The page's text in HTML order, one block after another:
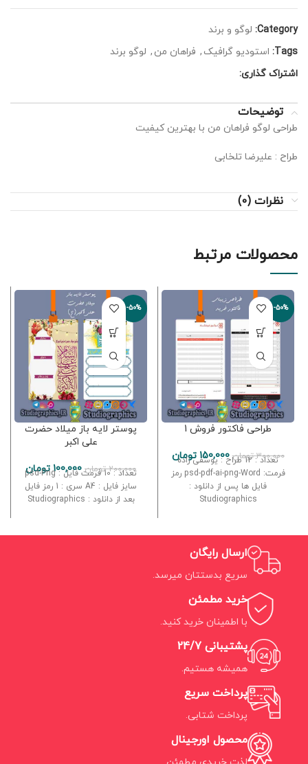
Category: لوگو و برند
Tags: استودیو گرافیک , فراهان من , لوگو برند
اشتراک گذاری:
توضیحات
طراحی لوگو فراهان من با بهترین کیفیت
طراح : علیرضا تلخابی
نظرات (0)
محصولات مرتبط
-50%
طراحی فاکتور فروش 1
300,000 تومان 150,000 تومان
تعداد : 12 طراح : یوسفی زاده
فرمت: psd-pdf-ai-png-Word رمز
فایل ها پس از دانلود :
Studiographics
-50%
پوستر لایه باز میلاد حضرت
علی اکبر
200,000 تومان 100,000 تومان
تعداد : 10 فرمت فایل : psd-Png
سایز فایل : A4 سری : 1 رمز فایل
بعد از دانلود : Studiographics
ارسال رایگان
سریع بدستتان میرسد.
خرید مطمئن
با اطمینان خرید کنید.
پشتیبانی 24/7
همیشه هستیم.
پرداخت سریع
پرداخت شتابی.
محصول اورجینال